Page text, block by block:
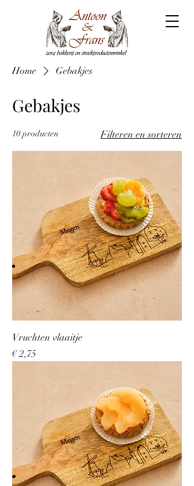
Home Gebakjes
Gebakjes
10 producten Filteren en sorteren
Vruchten vlaaitje
Prijs
€ 2,75